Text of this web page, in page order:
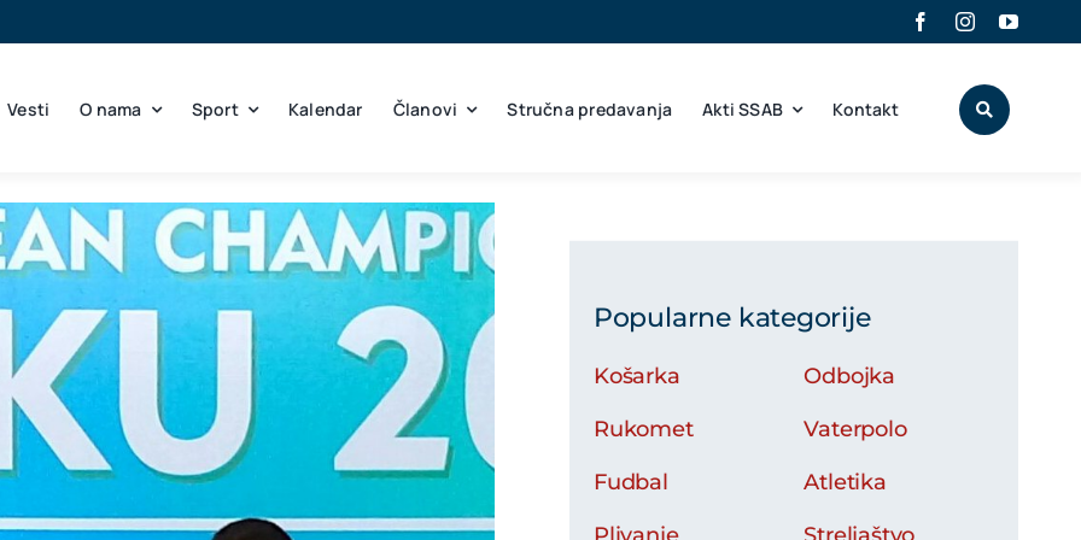
Vesti O nama Sport Kalendar Članovi Stručna predavanja Akti SSAB Kontakt
Popularne kategorije
Košarka
Rukomet
Fudbal
Odbojka
Vaterpolo
Atletika